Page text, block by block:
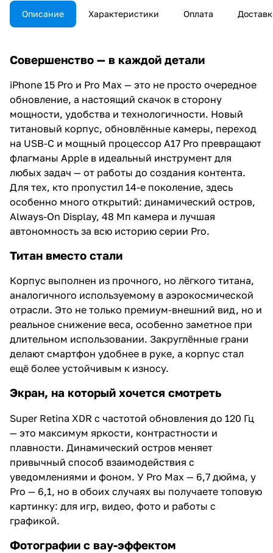
Описание Характеристики Оплата
Совершенство — в каждой детали
iPhone 15 Pro и Pro Max — это не просто очередное
обновление, а настоящий скачок в сторону
мощности, удобства и технологичности. Новый
титановый корпус, обновлённые камеры, переход
на USB-C и мощный процессор A17 Pro превращают
флагманы Apple в идеальный инструмент для
любых задач — от работы до создания контента.
Для тех, кто пропустил 14-е поколение, здесь
особенно много открытий: динамический остров,
Always-On Display, 48 Мп камера и лучшая
автономность за всю историю серии Pro.
Титан вместо стали
Корпус выполнен из прочного, но лёгкого титана,
аналогичного используемому в аэрокосмической
отрасли. Это не только премиум-внешний вид, но и
реальное снижение веса, особенно заметное при
длительном использовании. Закруглённые грани
делают смартфон удобнее в руке, а корпус стал
ещё более устойчивым к износу.
Экран, на который хочется смотреть
Super Retina XDR с частотой обновления до 120 Гц
— это максимум яркости, контрастности и
плавности. Динамический остров меняет
привычный способ взаимодействия с
уведомлениями и фоном. У Pro Max — 6,7 дюйма, у
Pro — 6,1, но в обоих случаях вы получаете топовую
картинку: для игр, видео, фото и работы с
графикой.
Фотографии с вау-эффектом